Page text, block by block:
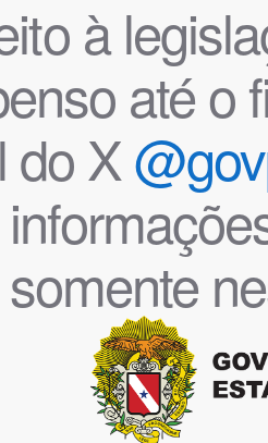
à
até o
do X
somente